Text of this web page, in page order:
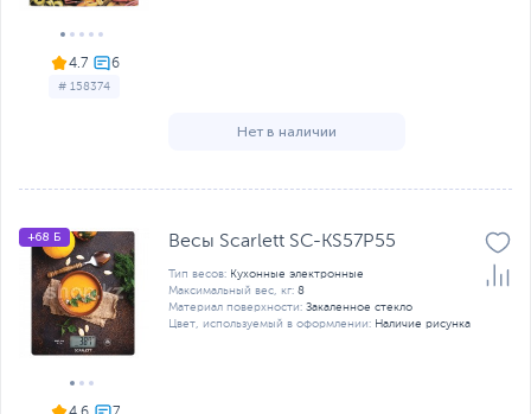
4.7
# 158374
Нет в наличии
+68 Б Весы Scarlett SC-KS57P55
Тип весов: Кухонные электронные
Максимальный вес, кг: 8
Материал поверхности: Закаленное стекло
Цвет, используемый в оформлении: Наличие рисунка